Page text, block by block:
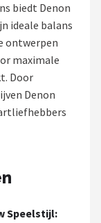
biedt Denon
ideale balans
ontwerpen
maximale
Door
Denon
Speelstijl: